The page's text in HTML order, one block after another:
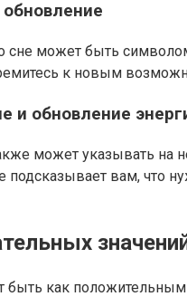
сне может быть
к новым
и обновление
может указывать на
подсказывает вам, что
быть как